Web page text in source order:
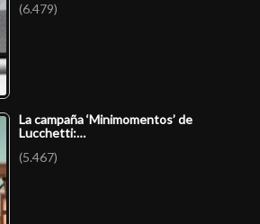
(6.479)
La campaña ‘Minimomentos’ de
Lucchetti:…
(5.467)